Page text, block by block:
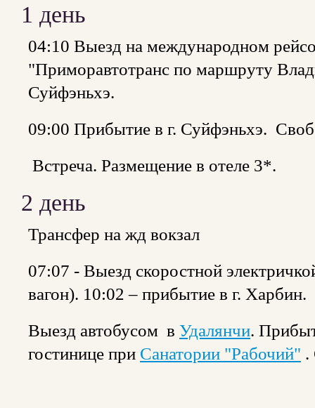
1 день
04:10 Выезд на международном
"Приморавтотранс по маршруту
Суйфэньхэ.
09:00 Прибытие в г. Суйфэньхэ.
Встреча. Размещение в отеле 3*.
2 день
Трансфер на жд вокзал
07:07 - Выезд скоростной
вагон). 10:02 – прибытие в г. Харбин.
Выезд автобусом в Удалянчи.
гостинице при Санатории "Рабочий" .